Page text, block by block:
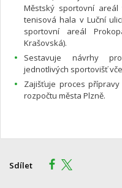
Městský sportovní areál
tenisová hala v Luční
sportovní areál
Krašovská).
Sestavuje návrhy
jednotlivých sportovišť
Zajišťuje proces
rozpočtu města Plzně.
Sdílet